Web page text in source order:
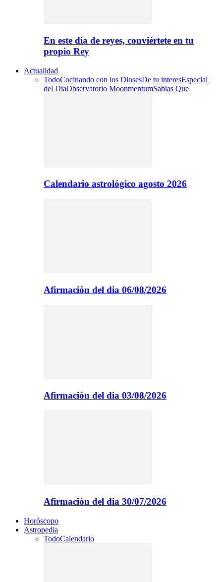
En este día de reyes, conviértete en tu
propio Rey
Actualidad
TodoCocinando con los DiosesDe tu interesEspecial
del DiaObservatorio MoonmentumSabias Que
Calendario astrológico agosto 2026
Afirmación del dia 06/08/2026
Afirmación del dia 03/08/2026
Afirmación del dia 30/07/2026
Horóscopo
Astropedia
TodoCalendario